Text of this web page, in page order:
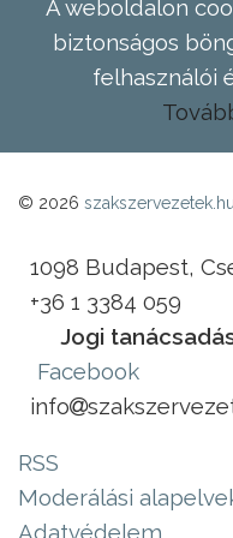
A weboldalon
biztonságos
felhasználói
© 2026 szakszervezetek.hu
1098 Budapest,
+36 1 3384 059
Jogi
Facebook
info
RSS
Moderálási
Adatvédelem